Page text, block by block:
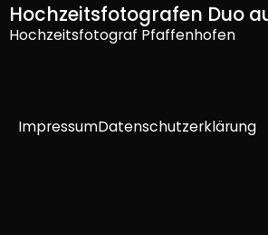
Hochzeitsfotografen Duo
Hochzeitsfotograf Pfaffenhofen
ImpressumDatenschutzerklärung